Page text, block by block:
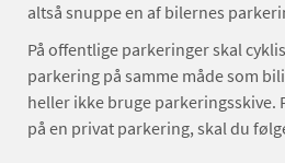
altså snuppe en af bilernes
På offentlige parkeringer skal
parkering på samme måde som
heller ikke bruge parkeringsskive.
på en privat parkering, skal du